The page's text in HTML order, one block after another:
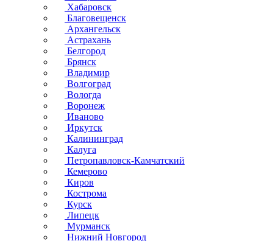
Хабаровск
Благовещенск
Архангельск
Астрахань
Белгород
Брянск
Владимир
Волгоград
Вологда
Воронеж
Иваново
Иркутск
Калининград
Калуга
Петропавловск-Камчатский
Кемерово
Киров
Кострома
Курск
Липецк
Мурманск
Нижний Новгород